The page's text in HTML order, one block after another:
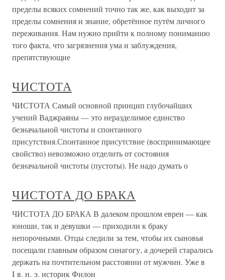
пределы всяких сомнений точно так же, как выходит за
пределы сомнения и знание, обретённое путём личного
переживания. Нам нужно прийти к полному пониманию
того факта, что загрязнения ума и заблуждения,
препятствующие
ЧИСТОТА
ЧИСТОТА Самый основной принцип глубочайших
учений Ваджраяны — это неразделимое единство
безначальной чистоты и спонтанного
присутствия.Спонтанное присутствие (воспринимающее
свойство) невозможно отделить от состояния
безначальной чистоты (пустоты). Не надо думать о
ЧИСТОТА ДО БРАКА
ЧИСТОТА ДО БРАКА В далеком прошлом евреи — как
юноши, так и девушки — приходили к браку
непорочными. Отцы следили за тем, чтобы их сыновья
посещали главным образом синагогу, а дочерей старались
держать на почтительном расстоянии от мужчин. Уже в
I в. н. э. историк Филон